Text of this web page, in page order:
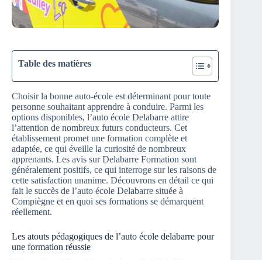
Table des matières
Choisir la bonne auto-école est déterminant pour toute
personne souhaitant apprendre à conduire. Parmi les
options disponibles, l’auto école Delabarre attire
l’attention de nombreux futurs conducteurs. Cet
établissement promet une formation complète et
adaptée, ce qui éveille la curiosité de nombreux
apprenants. Les avis sur Delabarre Formation sont
généralement positifs, ce qui interroge sur les raisons de
cette satisfaction unanime. Découvrons en détail ce qui
fait le succès de l’auto école Delabarre située à
Compiègne et en quoi ses formations se démarquent
réellement.
Les atouts pédagogiques de l’auto école delabarre pour
une formation réussie